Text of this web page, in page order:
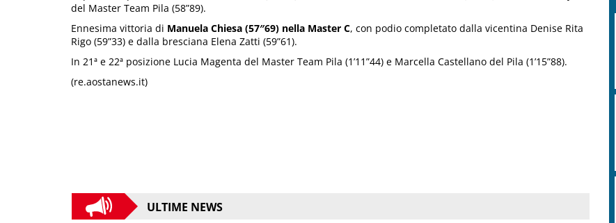
del Master Team Pila (58”89).
Ennesima vittoria di Manuela Chiesa (57″69) nella Master C, con podio completato dalla vicentina Denise Rita
Rigo (59”33) e dalla bresciana Elena Zatti (59”61).
In 21ª e 22ª posizione Lucia Magenta del Master Team Pila (1’11”44) e Marcella Castellano del Pila (1’15”88).
(re.aostanews.it)
ULTIME NEWS